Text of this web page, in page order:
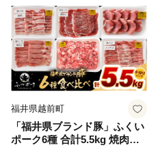
福井県越前町
「福井県ブランド豚」ふくい
ポーク6種 合計5.5kg 焼肉・